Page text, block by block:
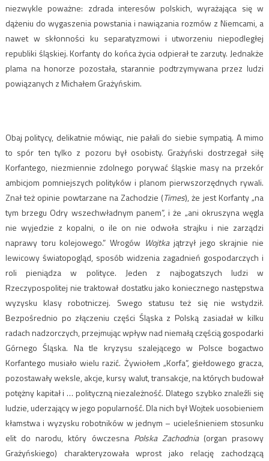
niezwykle poważne: zdrada interesów polskich, wyrażająca się w
dążeniu do wygaszenia powstania i nawiązania rozmów z Niemcami, a
nawet w skłonności ku separatyzmowi i utworzeniu niepodległej
republiki śląskiej. Korfanty do końca życia odpierał te zarzuty. Jednakże
plama na honorze pozostała, starannie podtrzymywana przez ludzi
powiązanych z Michałem Grażyńskim.
Obaj politycy, delikatnie mówiąc, nie pałali do siebie sympatią. A mimo
to spór ten tylko z pozoru był osobisty. Grażyński dostrzegał siłę
Korfantego, niezmiennie zdolnego porywać śląskie masy na przekór
ambicjom pomniejszych polityków i planom pierwszorzędnych rywali.
Znał też opinie powtarzane na Zachodzie (Times), że jest Korfanty „na
tym brzegu Odry wszechwładnym panem”, i że „ani okruszyna węgla
nie wyjedzie z kopalni, o ile on nie odwoła strajku i nie zarządzi
naprawy toru kolejowego.” Wrogów Wojtkajątrzył jego skrajnie nie
lewicowy światopogląd, sposób widzenia zagadnień gospodarczych i
roli pieniądza w polityce. Jeden z najbogatszych ludzi w
Rzeczypospolitej nie traktował dostatku jako koniecznego następstwa
wyzysku klasy robotniczej. Swego statusu też się nie wstydził.
Bezpośrednio po złączeniu części Śląska z Polską zasiadał w kilku
radach nadzorczych, przejmując wpływ nad niemałą częścią gospodarki
Górnego Śląska. Na tle kryzysu szalejącego w Polsce bogactwo
Korfantego musiało wielu razić. Żywiołem „Korfa”, giełdowego gracza,
pozostawały weksle, akcje, kursy walut, transakcje, na których budował
potężny kapitał i … polityczną niezależność. Dlatego szybko znaleźli się
ludzie, uderzający w jego popularność. Dla nich był Wojtek uosobieniem
kłamstwa i wyzysku robotników w jednym – ucieleśnieniem stosunku
elit do narodu, który ówczesna Polska Zachodnia(organ prasowy
Grażyńskiego) charakteryzowała wprost jako relację zachodzącą